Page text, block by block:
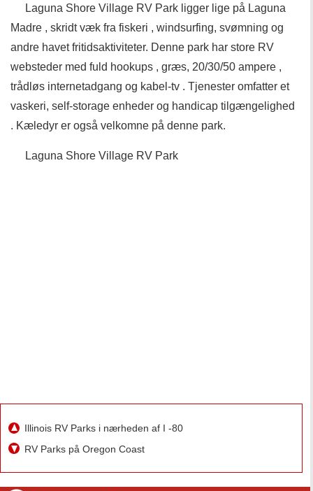
Laguna Shore Village RV Park ligger lige på Laguna
Madre , skridt væk fra fiskeri , windsurfing, svømning og
andre havet fritidsaktiviteter. Denne park har store RV
websteder med fuld hookups , græs, 20/30/50 ampere ,
trådløs internetadgang og kabel-tv . Tjenester omfatter et
vaskeri, self-storage enheder og handicap tilgængelighed
. Kæledyr er også velkomne på denne park.
Laguna Shore Village RV Park
Illinois RV Parks i nærheden af ​​I -80
RV Parks på Oregon Coast